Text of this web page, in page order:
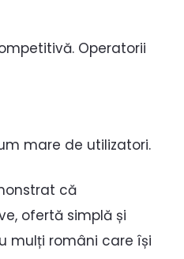
Operatorii
mare de utilizatori.
că
ofertă simplă și
mulți români care își